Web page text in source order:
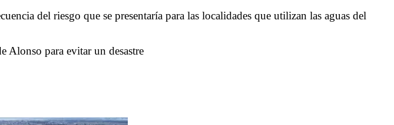
del riesgo que se presentaría para las localidades que utilizan las aguas del
Alonso para evitar un desastre